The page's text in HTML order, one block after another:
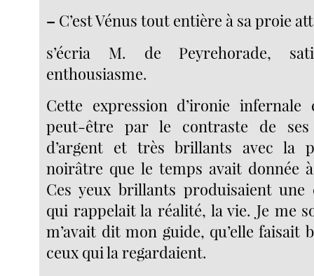
– C’est Vénus tout entière à sa proie
s’écria M. de Peyrehorade,
enthousiasme.
Cette expression d’ironie infernale
peut-être par le contraste de ses
d’argent et très brillants avec la
noirâtre que le temps avait donnée
Ces yeux brillants produisaient
qui rappelait la réalité, la vie. Je me
m’avait dit mon guide, qu’elle faisait
ceux qui la regardaient.